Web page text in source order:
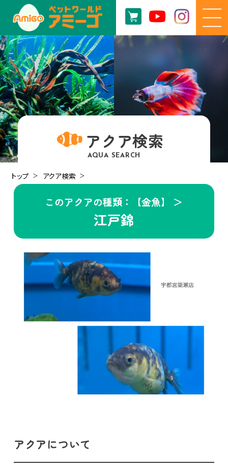
アクア検索
AQUA SEARCH
トップ アクア検索
このアクアの種類：【金魚】 ＞
江戸錦
アクアについて